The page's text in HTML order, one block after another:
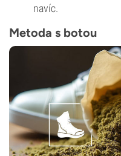
navíc.
Metoda s botou